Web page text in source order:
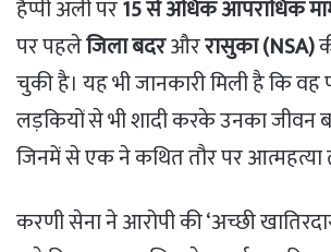
हैप्पी अली पर15 से अधिक आपराधिक
पर पहलेजिला बदरऔररासुका (NSA)
चुकी है। यह भी जानकारी मिली है कि वह
लड़कियों से भी शादी करके उनका जीवन
जिनमें से एक ने कथित तौर पर आत्महत्या
​करणी सेना ने आरोपी की ‘अच्छी